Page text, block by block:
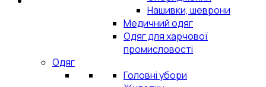
Нашивки, шеврони
Медичний одяг
Одяг для харчової
промисловості
Одяг
Головні убори